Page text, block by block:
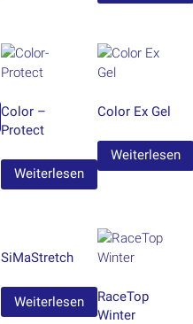
Color –
Protect
Weiterlesen
Color Ex Gel
Weiterlesen
SiMaStretch
Weiterlesen
RaceTop
Winter